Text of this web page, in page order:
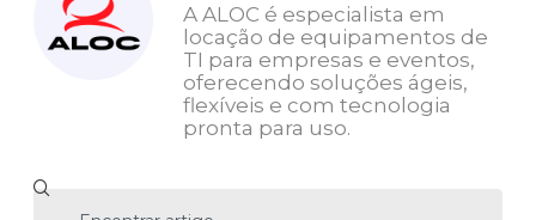
A ALOC é especialista em
locação de equipamentos de
TI para empresas e eventos,
oferecendo soluções ágeis,
flexíveis e com tecnologia
pronta para uso.